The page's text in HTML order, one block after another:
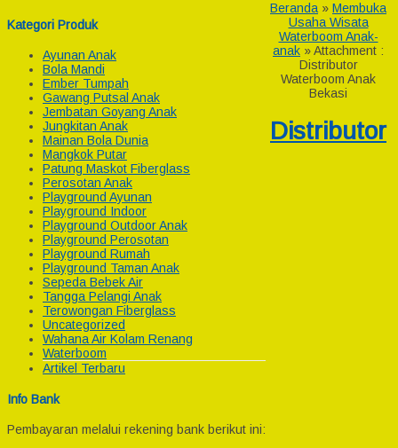
Kategori Produk
Ayunan Anak
Bola Mandi
Ember Tumpah
Gawang Putsal Anak
Jembatan Goyang Anak
Jungkitan Anak
Mainan Bola Dunia
Mangkok Putar
Patung Maskot Fiberglass
Perosotan Anak
Playground Ayunan
Playground Indoor
Playground Outdoor Anak
Playground Perosotan
Playground Rumah
Playground Taman Anak
Sepeda Bebek Air
Tangga Pelangi Anak
Terowongan Fiberglass
Uncategorized
Wahana Air Kolam Renang
Waterboom
Artikel Terbaru
Info Bank
Pembayaran melalui rekening bank berikut ini:
Beranda » Membuka
Usaha Wisata
Waterboom Anak-
anak » Attachment :
Distributor
Waterboom Anak
Bekasi
Distributor